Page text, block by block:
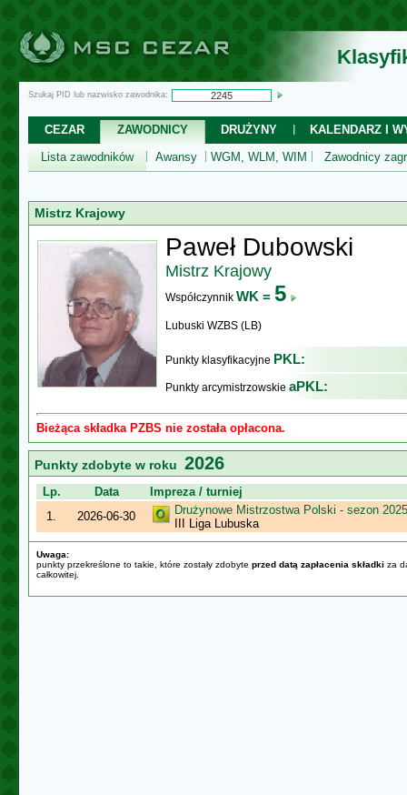
Szukaj PID lub nazwisko zawodnika:
CEZAR ZAWODNICY DRUŻYNY
KALENDARZ I
Lista zawodników
Awansy WGM, WLM, WIM Zawodnicy
Mistrz Krajowy
Paweł Dubowski
Mistrz Krajowy
Współczynnik WK = 5
Lubuski WZBS (LB)
Punkty klasyfikacyjne PKL:
Punkty arcymistrzowskie aPKL:
Bieżąca składka PZBS nie została opłacona.
Punkty zdobyte w roku 2026
Lp. Data
Impreza / turniej
1.
2026-06-30
Drużynowe Mistrzostwa Polski - sezon
III Liga Lubuska
Uwaga:
punkty przekreślone to takie, które zostały zdobyte przed datą zapłacenia składki za
całkowitej.